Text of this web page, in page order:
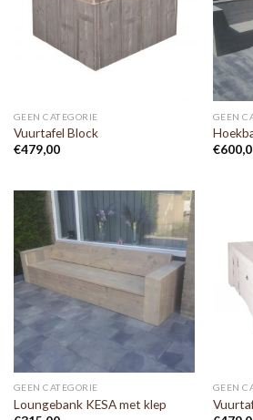
GEEN CATEGORIE
Vuurtafel Block
€479,00
GEEN
€
GEEN CATEGORIE
Loungebank KESA met klep
GEEN